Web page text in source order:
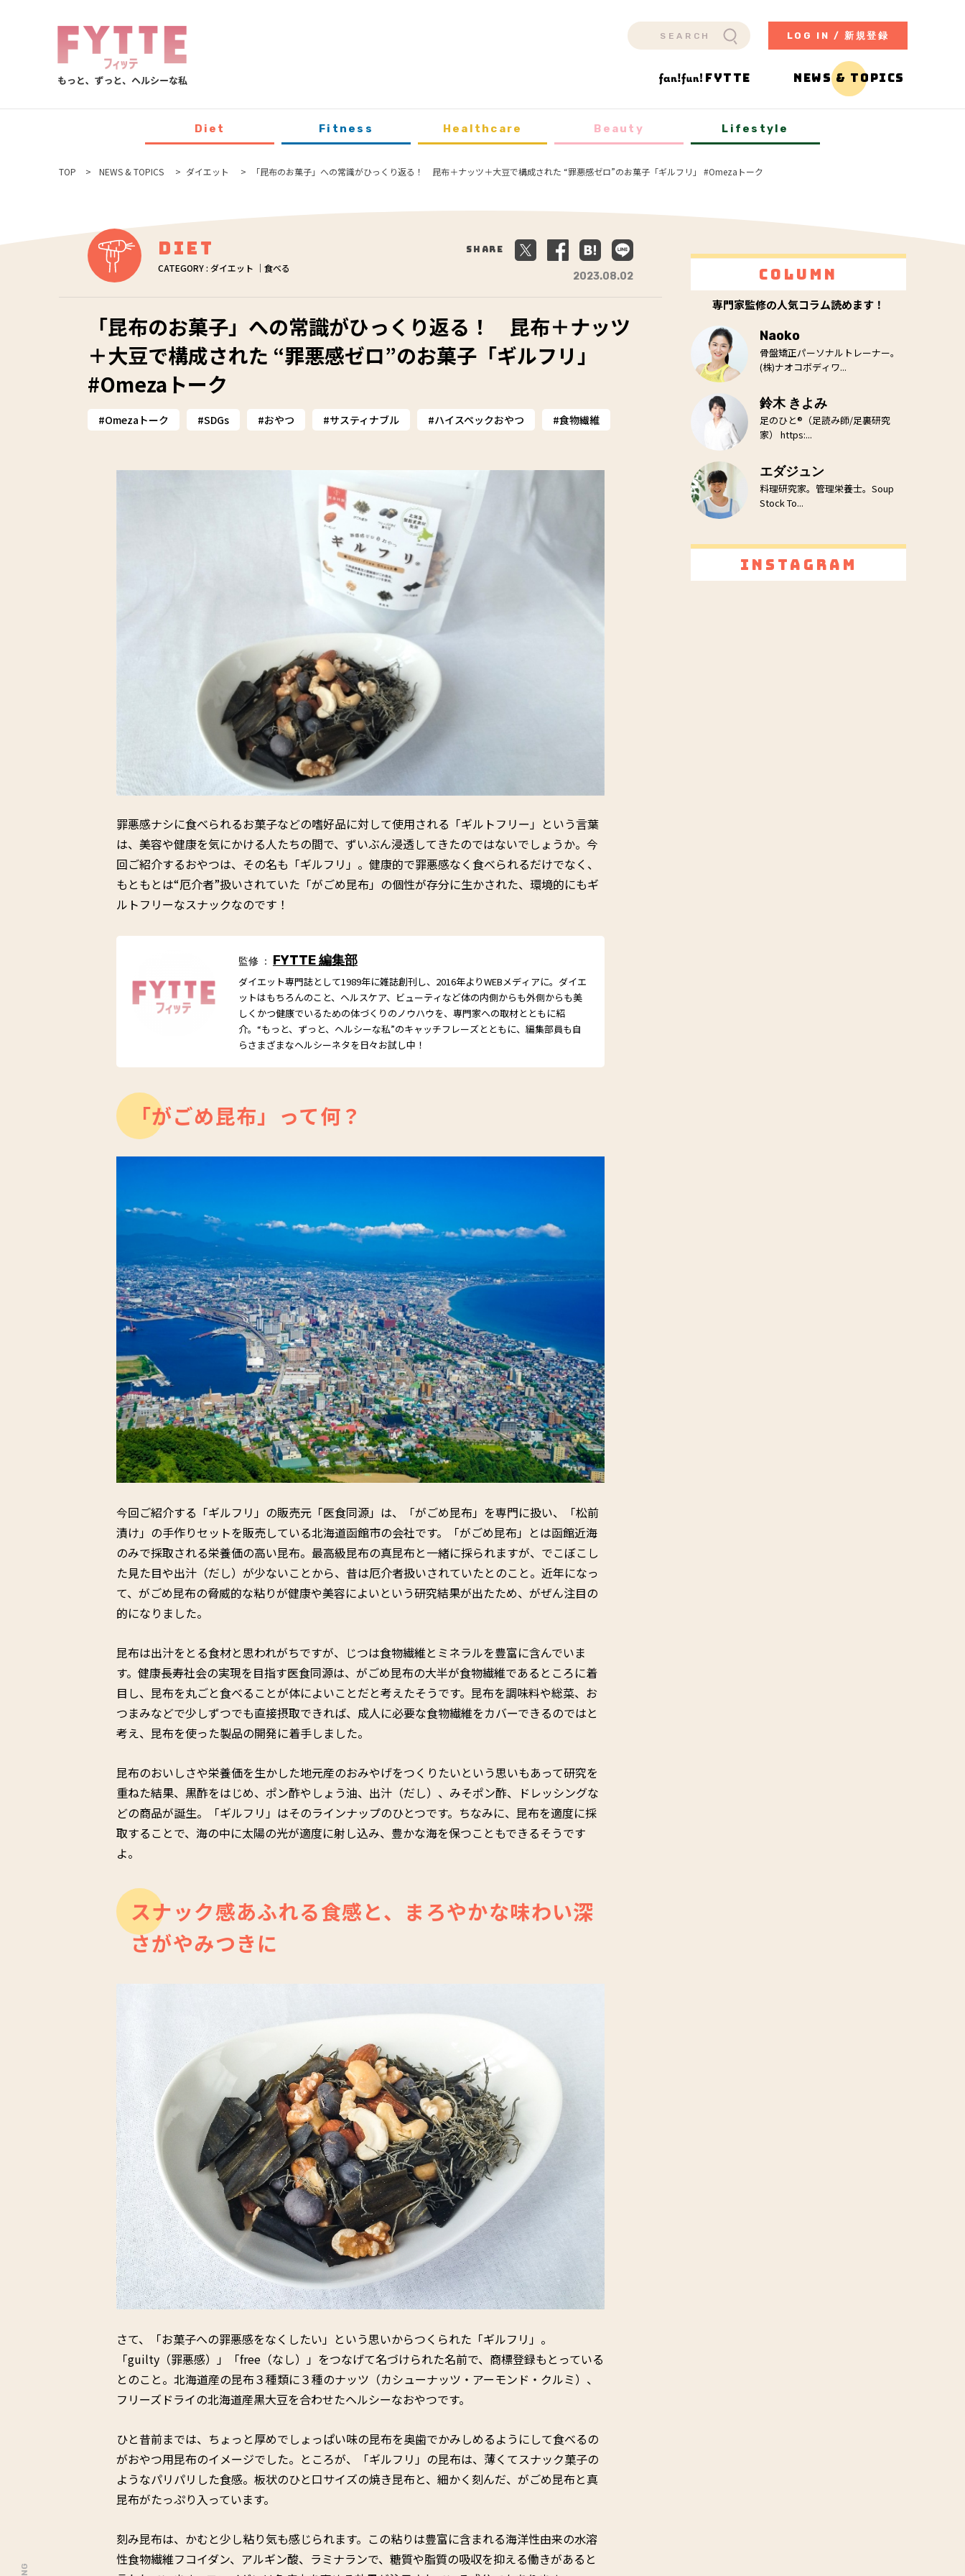
LOG IN / 新規登録
FYTTE NEWS & TOPICS
Diet Fitness Healthcare Beauty Lifestyle
TOP NEWS & TOPICS ダイエット 「昆布のお菓子」への常識がひっくり返る！ 昆布＋ナッツ＋大豆で構成された “罪悪感ゼロ”のお菓子「ギルフリ」 #Omezaトーク
Diet
CATEGORY : ダイエット ｜食べる
2023.08.02
「昆布のお菓子」への常識がひっくり返る！ 昆布＋ナッツ
＋大豆で構成された “罪悪感ゼロ”のお菓子「ギルフリ」
#Omezaトーク
Omezaトーク SDGs おやつ サスティナブル ハイスペックおやつ 食物繊維
Share
罪悪感ナシに食べられるお菓子などの嗜好品に対して使用される「ギルトフリー」という言葉
は、美容や健康を気にかける人たちの間で、ずいぶん浸透してきたのではないでしょうか。今
回ご紹介するおやつは、その名も「ギルフリ」。健康的で罪悪感なく食べられるだけでなく、
もともとは“厄介者”扱いされていた「がごめ昆布」の個性が存分に生かされた、環境的にもギ
ルトフリーなスナックなのです！
監修 ： FYTTE 編集部
ダイエット専門誌として1989年に雑誌創刊し、2016年よりWEBメディアに。ダイエ
ットはもちろんのこと、ヘルスケア、ビューティなど体の内側からも外側からも美
しくかつ健康でいるための体づくりのノウハウを、専門家への取材とともに紹
介。“もっと、ずっと、ヘルシーな私”のキャッチフレーズとともに、編集部員も自
らさまざまなヘルシーネタを日々お試し中！
「がごめ昆布」って何？
今回ご紹介する「ギルフリ」の販売元「医食同源」は、「がごめ昆布」を専門に扱い、「松前
漬け」の手作りセットを販売している北海道函館市の会社です。「がごめ昆布」とは函館近海
のみで採取される栄養価の高い昆布。最高級昆布の真昆布と一緒に採られますが、でこぼこし
た見た目や出汁（だし）が少ないことから、昔は厄介者扱いされていたとのこと。近年になっ
て、がごめ昆布の脅威的な粘りが健康や美容によいという研究結果が出たため、がぜん注目の
的になりました。
昆布は出汁をとる食材と思われがちですが、じつは食物繊維とミネラルを豊富に含んでいま
す。健康長寿社会の実現を目指す医食同源は、がごめ昆布の大半が食物繊維であるところに着
目し、昆布を丸ごと食べることが体によいことだと考えたそうです。昆布を調味料や総菜、お
つまみなどで少しずつでも直接摂取できれば、成人に必要な食物繊維をカバーできるのではと
考え、昆布を使った製品の開発に着手しました。
昆布のおいしさや栄養価を生かした地元産のおみやげをつくりたいという思いもあって研究を
重ねた結果、黒酢をはじめ、ポン酢やしょう油、出汁（だし）、みそポン酢、ドレッシングな
どの商品が誕生。「ギルフリ」はそのラインナップのひとつです。ちなみに、昆布を適度に採
取することで、海の中に太陽の光が適度に射し込み、豊かな海を保つこともできるそうです
よ。
スナック感あふれる食感と、まろやかな味わい深
さがやみつきに
さて、「お菓子への罪悪感をなくしたい」という思いからつくられた「ギルフリ」。
「guilty（罪悪感）」「free（なし）」をつなげて名づけられた名前で、商標登録もとっている
とのこと。北海道産の昆布３種類に３種のナッツ（カシューナッツ・アーモンド・クルミ）、
フリーズドライの北海道産黒大豆を合わせたヘルシーなおやつです。
ひと昔前までは、ちょっと厚めでしょっぱい味の昆布を奥歯でかみしめるようにして食べるの
がおやつ用昆布のイメージでした。ところが、「ギルフリ」の昆布は、薄くてスナック菓子の
ようなパリパリした食感。板状のひと口サイズの焼き昆布と、細かく刻んだ、がごめ昆布と真
昆布がたっぷり入っています。
刻み昆布は、かむと少し粘り気も感じられます。この粘りは豊富に含まれる海洋性由来の水溶
性食物繊維フコイダン、アルギン酸、ラミナランで、糖質や脂質の吸収を抑える働きがあると
Column
専門家監修の人気コラム読めます！
Naoko
骨盤矯正パーソナルトレーナー。
(株)ナオコボディワ...
鈴木 きよみ
足のひと®（足読み師/足裏研究
家） https:...
エダジュン
料理研究家。管理栄養士。Soup
Stock To...
Instagram